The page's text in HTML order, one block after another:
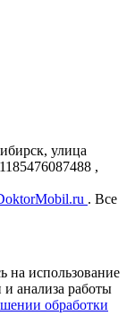
улица
,
. Все
на использование
и анализа работы
обработки